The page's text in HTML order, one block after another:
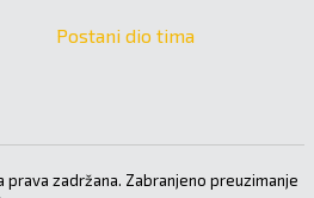
Postani dio tima
prava zadržana. Zabranjeno preuzimanje